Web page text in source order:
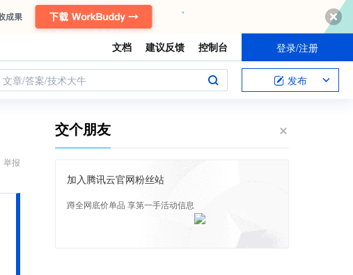
文档 建议反馈 控制台 登录/注册
文章/答案/技术大牛 发布
举报
交个朋友
加入腾讯云官网粉丝站
蹲全网底价单品 享第一手活动信息